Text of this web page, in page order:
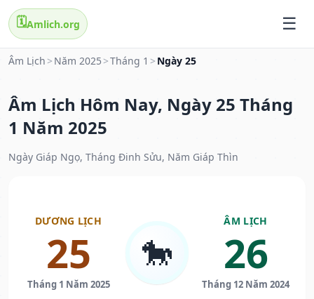
🗓️Amlich.org
Âm Lịch > Năm 2025 >Tháng 1 > Ngày 25
Âm Lịch Hôm Nay, Ngày 25 Tháng
1 Năm 2025
Ngày Giáp Ngọ, Tháng Đinh Sửu, Năm Giáp Thìn
DƯƠNG LỊCH
25
Tháng 1 Năm 2025
🐎
ÂM LỊCH
26
Tháng 12 Năm 2024